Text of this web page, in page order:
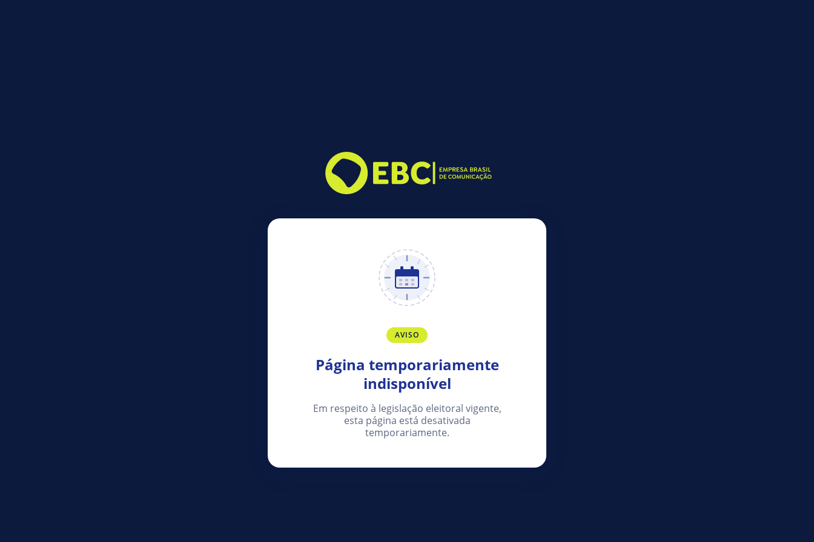
AVISO
Página temporariamente
indisponível
Em respeito à legislação eleitoral vigente,
esta página está desativada
temporariamente.